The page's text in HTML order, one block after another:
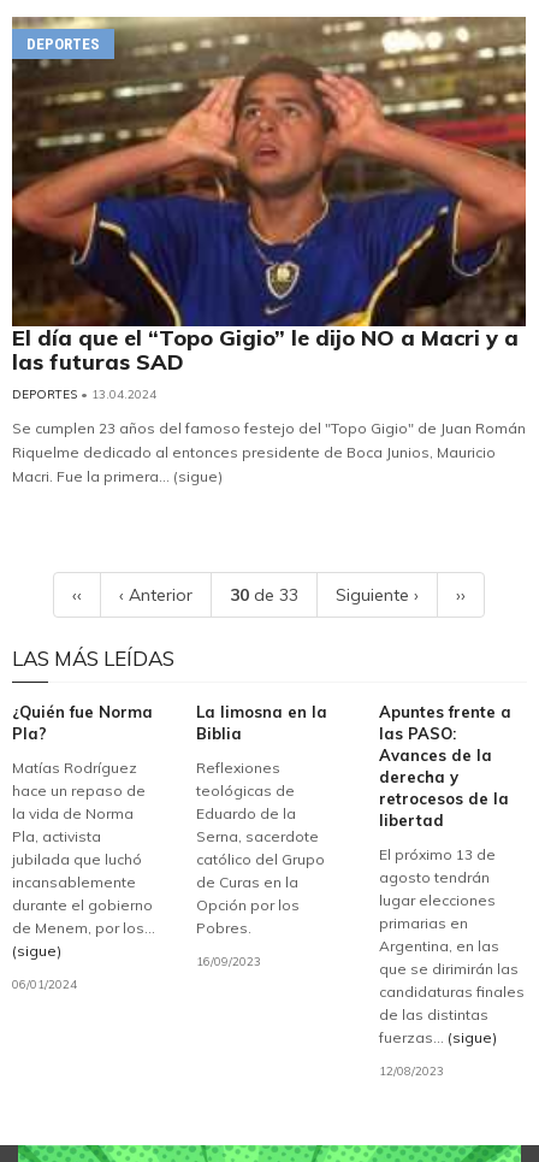
DEPORTES
El día que el “Topo Gigio” le dijo NO a Macri y a
las futuras SAD
DEPORTES • 13.04.2024
Se cumplen 23 años del famoso festejo del "Topo Gigio" de Juan Román
Riquelme dedicado al entonces presidente de Boca Junios, Mauricio
Macri. Fue la primera... (sigue)
‹‹ ‹ Anterior 30 de 33 Siguiente › ››
LAS MÁS LEÍDAS
¿Quién fue Norma
Pla?
Matías Rodríguez
hace un repaso de
la vida de Norma
Pla, activista
jubilada que luchó
incansablemente
durante el gobierno
de Menem, por los...
(sigue)
06/01/2024
La limosna en la
Biblia
Reflexiones
teológicas de
Eduardo de la
Serna, sacerdote
católico del Grupo
de Curas en la
Opción por los
Pobres.
16/09/2023
Apuntes frente a
las PASO:
Avances de la
derecha y
retrocesos de la
libertad
El próximo 13 de
agosto tendrán
lugar elecciones
primarias en
Argentina, en las
que se dirimirán las
candidaturas finales
de las distintas
fuerzas... (sigue)
12/08/2023